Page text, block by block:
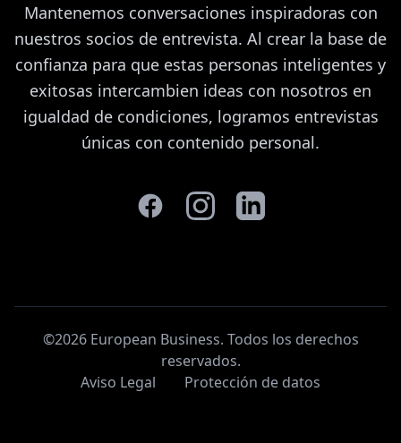
Mantenemos conversaciones inspiradoras con
nuestros socios de entrevista. Al crear la base de
confianza para que estas personas inteligentes y
exitosas intercambien ideas con nosotros en
igualdad de condiciones, logramos entrevistas
únicas con contenido personal.
©2026 European Business. Todos los derechos
reservados.
Aviso Legal
Protección de datos